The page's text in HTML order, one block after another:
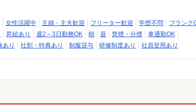
女性活躍中 主婦・主夫歓迎 フリーター歓迎 学歴不問
ブランク
昇給あり 週2～3日勤務OK 朝 昼 禁煙・分煙
車通勤OK
あり 社割・特典あり 制服貸与 研修制度あり 社員登用あり